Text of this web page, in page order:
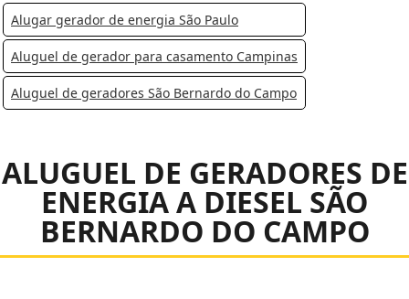
Alugar gerador de energia São Paulo
Aluguel de gerador para casamento Campinas
Aluguel de geradores São Bernardo do Campo
ALUGUEL DE GERADORES DE
ENERGIA A DIESEL SÃO
BERNARDO DO CAMPO